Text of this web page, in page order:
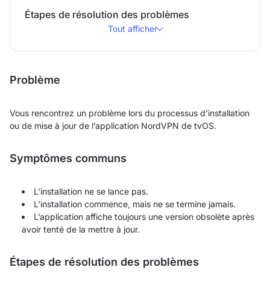
Étapes de résolution des problèmes
Tout afficher
Problème
Vous rencontrez un problème lors du processus d’installation
ou de mise à jour de l’application NordVPN de tvOS.
Symptômes communs
L’installation ne se lance pas.
L’installation commence, mais ne se termine jamais.
L’application affiche toujours une version obsolète après
avoir tenté de la mettre à jour.
Étapes de résolution des problèmes